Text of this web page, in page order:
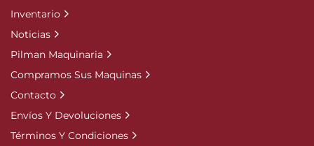
Inventario
Noticias
Pilman Maquinaria
Compramos Sus Maquinas
Contacto
Envíos Y Devoluciones
Términos Y Condiciones